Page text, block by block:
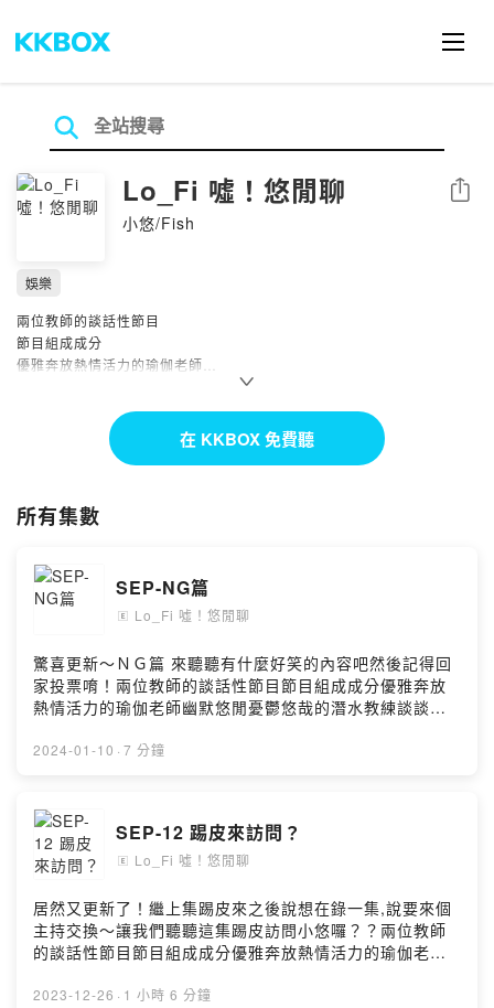
Lo_Fi 噓！悠閒聊
小悠/Fish
分享
娛樂
兩位教師的談話性節目
節目組成成分
優雅奔放熱情活力的瑜伽老師
談談上課狀況講講八卦分享趣事，
帶入話題什麼都想分享，討論休閒相關
時事生活日常，幽默閒聊，感性談話節目。
布魯是誰？
FB
https://www.facebook.com/lo.fish.yotalk
https://www.instagram.com/lo_fish_yo_talk.cill/
贊助連結
https://pay.firstory.me/user/lofish
提供我們持續創作的動力以及浪浪小點心
Powered by Firstory Hosting
在 KKBOX 免費聽
所有集數
SEP-NG篇
🄴 Lo_Fi 噓！悠閒聊
驚喜更新～ＮＧ篇 來聽聽有什麼好笑的內容吧然後記得回
家投票唷！兩位教師的談話性節目節目組成成分優雅奔放
熱情活力的瑜伽老師幽默悠閒憂鬱悠哉的潛水教練談談上
休閒相關時事生活日常，幽默閒聊，感性談話節目。目前
FBhttps://www.facebook.com/lo.fish.yotalkIGhttps://w
ww.instagram.com/lo_fish_yo_talk.cill/#lo_fish #悠閒
聊 #firstory_lab #podcast #firstory #kkbox #mb3
#yoga #舞蹈 #dance #旅遊 #travel #beer #酒精
#alcohol#潛水教練#潛水教練 #瑜伽老師 #恆春 #台中 #
墾丁小額贊助支持本節目：
0pi87留言告訴我你對這一集的想法：
2024-01-10 · 7 分鐘
SEP-12 踢皮來訪問？
🄴 Lo_Fi 噓！悠閒聊
居然又更新了！繼上集踢皮來之後說想在錄一集,說要來個
主持交換～讓我們聽聽這集踢皮訪問小悠囉？？兩位教師
的談話性節目節目組成成分優雅奔放熱情活力的瑜伽老師
趣事，帶入話題什麼都想分享，討論休閒相關時事生活日
2023-12-26 · 1 小時 6 分鐘